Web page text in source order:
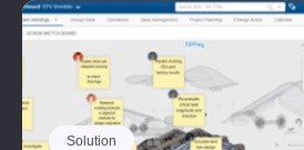
Réinitialiser les
Solution